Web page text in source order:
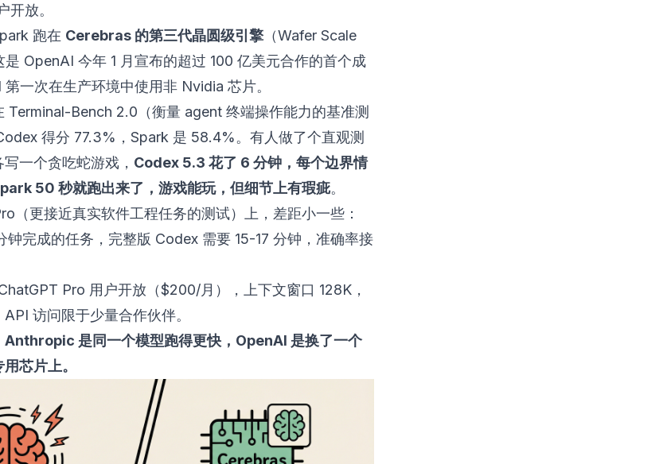
开放。
跑在 Cerebras 的第三代晶圆级引擎（Wafer Scale
OpenAI 今年 1 月宣布的超过 100 亿美元合作的首个成
一次在生产环境中使用非 Nvidia 芯片。
Terminal-Bench 2.0（衡量 agent 终端操作能力的基准测
得分 77.3%，Spark 是 58.4%。有人做了个直观测
一个贪吃蛇游戏， Codex 5.3 花了 6 分钟，每个边界情
50 秒就跑出来了，游戏能玩，但细节上有瑕疵。
（更接近真实软件工程任务的测试）上，差距小一些：
完成的任务，完整版 Codex 需要 15-17 分钟，准确率接
Pro 用户开放（$200/月），上下文窗口 128K，
访问限于少量合作伙伴。
Anthropic 是同一个模型跑得更快，OpenAI 是换了一个
芯片上。